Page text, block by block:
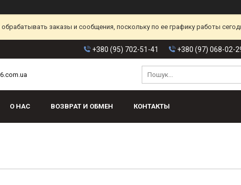
заказы и сообщения, поскольку по ее графику работы
+380 (95) 702-51-41 +380 (97) 068-02-
О НАС ВОЗВРАТ И ОБМЕН КОНТАКТЫ